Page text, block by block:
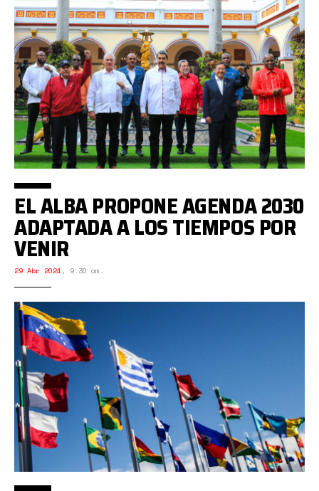
EL ALBA PROPONE AGENDA 2030
ADAPTADA A LOS TIEMPOS POR
VENIR
29 Abr 2024 , 9:30 am.